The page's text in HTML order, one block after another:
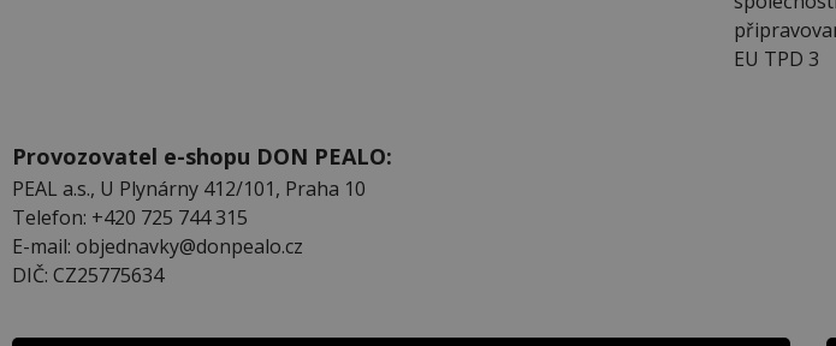
EU TPD 3
Provozovatel e-shopu DON PEALO:
PEAL a.s., U Plynárny 412/101, Praha 10
Telefon: +420 725 744 315
E-mail: objednavky@donpealo.cz
DIČ: CZ25775634